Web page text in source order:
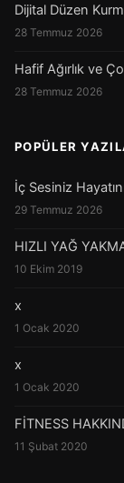
Dijital Düzen
28 Temmuz 2026
Hafif Ağırlık ve
28 Temmuz 2026
POPÜLER
İç Sesiniz
29 Temmuz 2026
HIZLI YAĞ
10 Ekim 2019
x
1 Ocak 2020
x
1 Ocak 2020
FİTNESS
11 Şubat 2020